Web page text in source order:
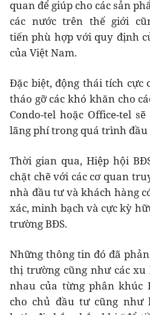
quan để giúp cho các sản
các nước trên thế giới
tiến phù hợp với quy định
của Việt Nam.
Đặc biệt, động thái tích cực
tháo gỡ các khó khăn cho
Condo-tel hoặc Office-tel
lãng phí trong quá trình đầu
Thời gian qua, Hiệp hội
chặt chẽ với các cơ quan
nhà đầu tư và khách hàng
xác, minh bạch và cực kỳ
trường BĐS.
Những thông tin đó đã
thị trường cũng như các
nhau của từng phân khúc
cho chủ đầu tư cũng như